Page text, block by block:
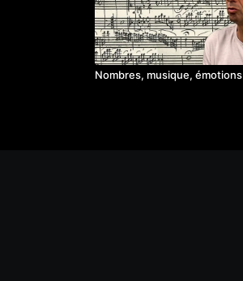
Nombres, musique, émotions